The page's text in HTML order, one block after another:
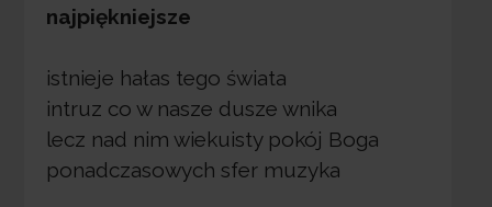
najpiękniejsze
istnieje hałas tego świata
intruz co w nasze dusze wnika
lecz nad nim wiekuisty pokój Boga
ponadczasowych sfer muzyka